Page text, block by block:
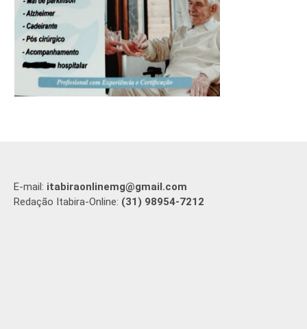
E-mail: itabiraonlinemg@gmail.com
Redação Itabira-Online: (31) 98954-7212